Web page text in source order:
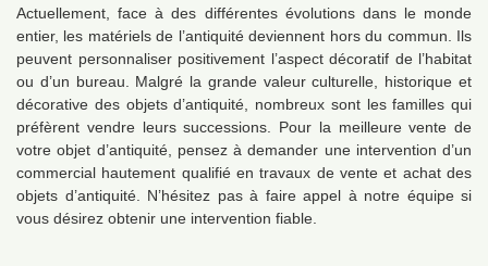
Actuellement, face à des différentes évolutions dans le monde
entier, les matériels de l’antiquité deviennent hors du commun. Ils
peuvent personnaliser positivement l’aspect décoratif de l’habitat
ou d’un bureau. Malgré la grande valeur culturelle, historique et
décorative des objets d’antiquité, nombreux sont les familles qui
préfèrent vendre leurs successions. Pour la meilleure vente de
votre objet d’antiquité, pensez à demander une intervention d’un
commercial hautement qualifié en travaux de vente et achat des
objets d’antiquité. N’hésitez pas à faire appel à notre équipe si
vous désirez obtenir une intervention fiable.